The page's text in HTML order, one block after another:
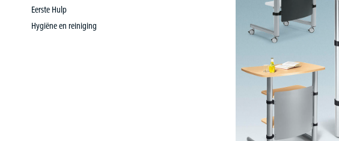
Eerste Hulp
Hygiëne en reiniging